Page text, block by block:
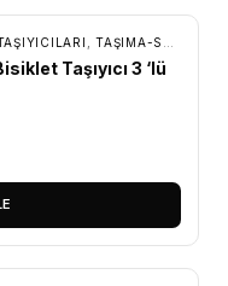
TAŞIMA-SAKLAMA
Taşıyıcı 3 ‘lü